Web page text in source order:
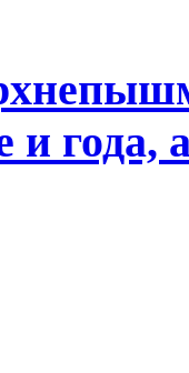
и года,